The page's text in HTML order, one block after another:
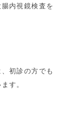
内視鏡検査を
初診の方でも
す。